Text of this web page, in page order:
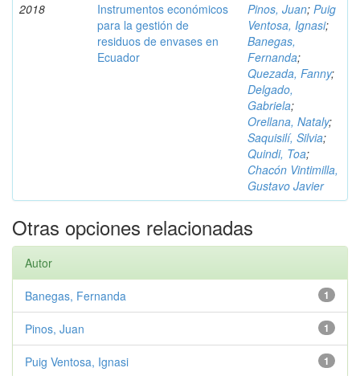
2018
Instrumentos económicos
para la gestión de
residuos de envases en
Ecuador
Pinos, Juan; Puig
Ventosa, Ignasi;
Banegas,
Fernanda;
Quezada, Fanny;
Delgado,
Gabriela;
Orellana, Nataly;
Saquisilí, Silvia;
Quindi, Toa;
Chacón Vintimilla,
Gustavo Javier
Otras opciones relacionadas
Autor
1
Banegas, Fernanda
1
Pinos, Juan
1
Puig Ventosa, Ignasi